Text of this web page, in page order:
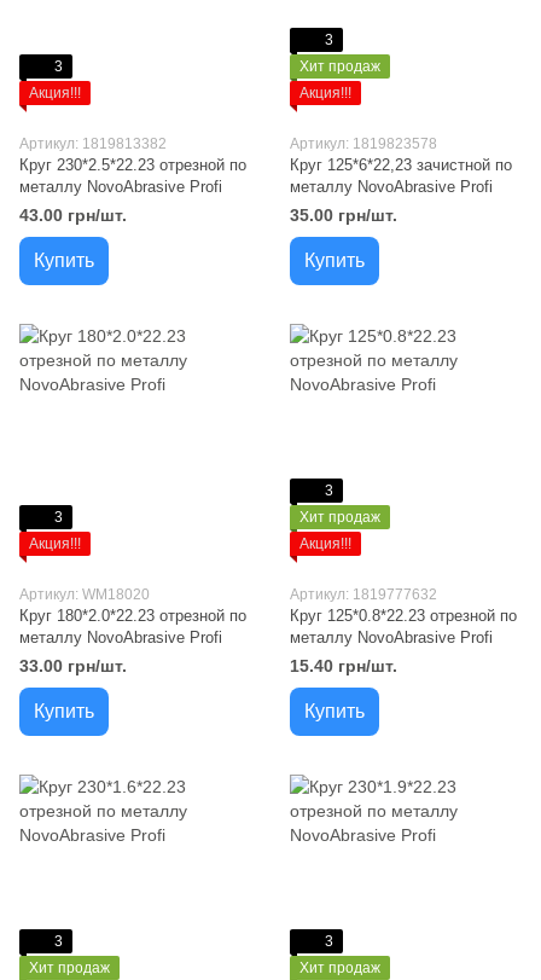
3
Акция!!!
Артикул: 1819813382
Круг 230*2.5*22.23 отрезной по
металлу NovoAbrasive Profi
43.00 грн/шт.
Купить
3
Хит продаж
Акция!!!
Артикул: 1819823578
Круг 125*6*22,23 зачистной по
металлу NovoAbrasive Profi
35.00 грн/шт.
Купить
3
Акция!!!
Артикул: WM18020
Круг 180*2.0*22.23 отрезной по
металлу NovoAbrasive Profi
33.00 грн/шт.
Купить
3
Хит продаж
Акция!!!
Артикул: 1819777632
Круг 125*0.8*22.23 отрезной по
металлу NovoAbrasive Profi
15.40 грн/шт.
Купить
3
Хит продаж
3
Хит продаж